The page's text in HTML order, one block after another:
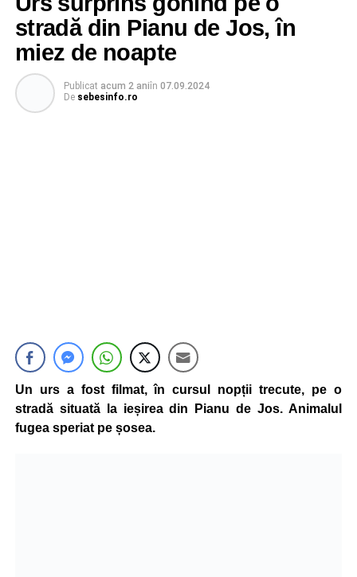
stradă din Pianu de Jos, în
miez de noapte
Publicat acum 2 aniîn 07.09.2024
De sebesinfo.ro
Un urs a fost filmat, în cursul nopții trecute, pe o
stradă situată la ieșirea din Pianu de Jos. Animalul
fugea speriat pe șosea.